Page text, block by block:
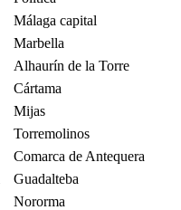
Málaga capital
Marbella
Alhaurín de la Torre
Cártama
Mijas
Torremolinos
Comarca de Antequera
Guadalteba
Nororma